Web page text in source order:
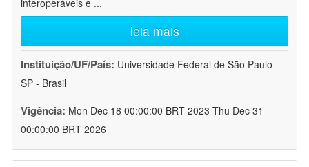
interoperáveis e ...
leia mais
Instituição/UF/País: Universidade Federal de São Paulo -
SP - Brasil
Vigência: Mon Dec 18 00:00:00 BRT 2023-Thu Dec 31
00:00:00 BRT 2026